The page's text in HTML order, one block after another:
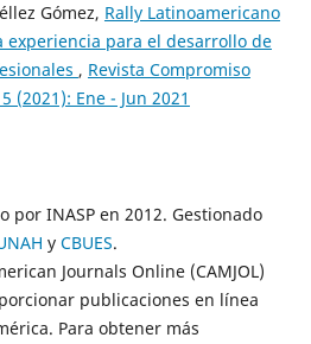
Gómez, Rally Latinoamericano
experiencia para el desarrollo de
, Revista Compromiso
(2021): Ene - Jun 2021
por INASP en 2012. Gestionado
y CBUES.
Journals Online (CAMJOL)
publicaciones en línea
Para obtener más